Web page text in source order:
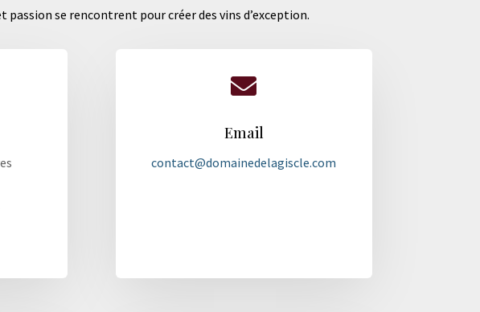
se rencontrent pour créer des vins d’exception.

Email
contact@domainedelagiscle.com